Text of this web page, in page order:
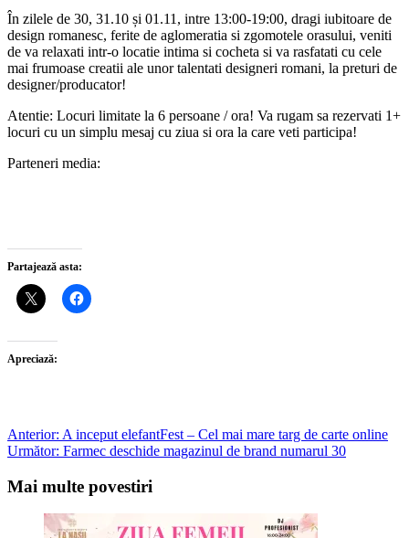
În zilele de 30, 31.10 și 01.11, intre 13:00-19:00, dragi iubitoare de
design romanesc, ferite de aglomeratia si zgomotele orasului, veniti
de va relaxati intr-o locatie intima si cocheta si va rasfatati cu cele
mai frumoase creatii ale unor talentati designeri romani, la preturi de
designer/producator!
Atentie: Locuri limitate la 6 persoane / ora! Va rugam sa rezervati 1+
locuri cu un simplu mesaj cu ziua si ora la care veti participa!
Parteneri media:
Partajează asta:
Apreciază:
Post
navigation
Anterior: A inceput elefantFest – Cel mai mare targ de carte online
Următor: Farmec deschide magazinul de brand numarul 30
Mai multe povestiri